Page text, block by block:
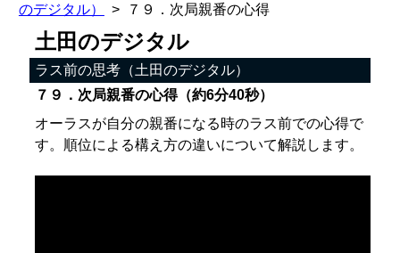
のデジタル）
７９．次局親番の心得
土田のデジタル
ラス前の思考（土田のデジタル）
７９．次局親番の心得（約6分40秒）
オーラスが自分の親番になる時のラス前での心得で
す。順位による構え方の違いについて解説します。